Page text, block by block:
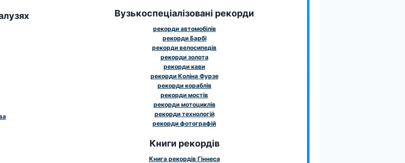
Вузькоспеціалізовані рекорди
рекорди автомобілів
рекорди Барбі
рекорди велосипедів
рекорди золота
рекорди кави
рекорди Коліна Фурзе
рекорди кораблів
рекорди мостів
рекорди мотоциклів
рекорди технологій
рекорди фотографій
Книги рекордів
Книга рекордів Гіннеса